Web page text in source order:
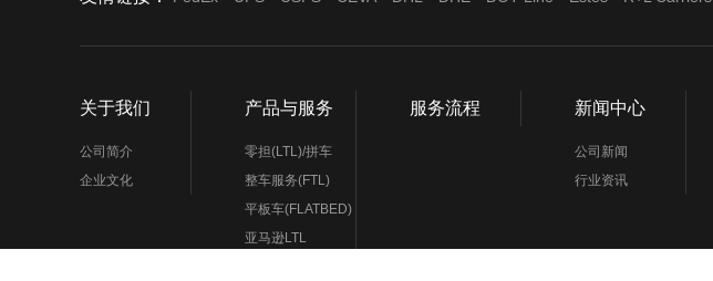
关于我们
公司简介
企业文化
产品与服务
零担(LTL)/拼车
整车服务(FTL)
平板车(FLATBED)
亚马逊LTL
服务流程 新闻中心
公司新闻
行业资讯